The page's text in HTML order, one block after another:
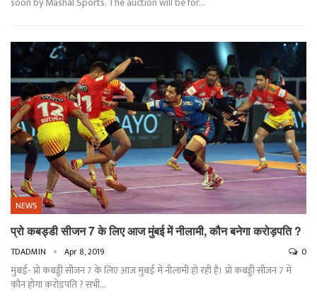
NEWS
प्रो कबड्डी सीजन 7 के लिए आज मुंबई में नीलामी, कौन बनेगा करोड़पति ?
TDADMIN Apr 8, 2019 0
मुंबई- प्रो कबड्डी सीजन 7 के लिए आज मुंबई में नीलामी हो रही है। प्रो कबड्डी सीजन 7 में
कौन होगा करोड़पति ? सभी…